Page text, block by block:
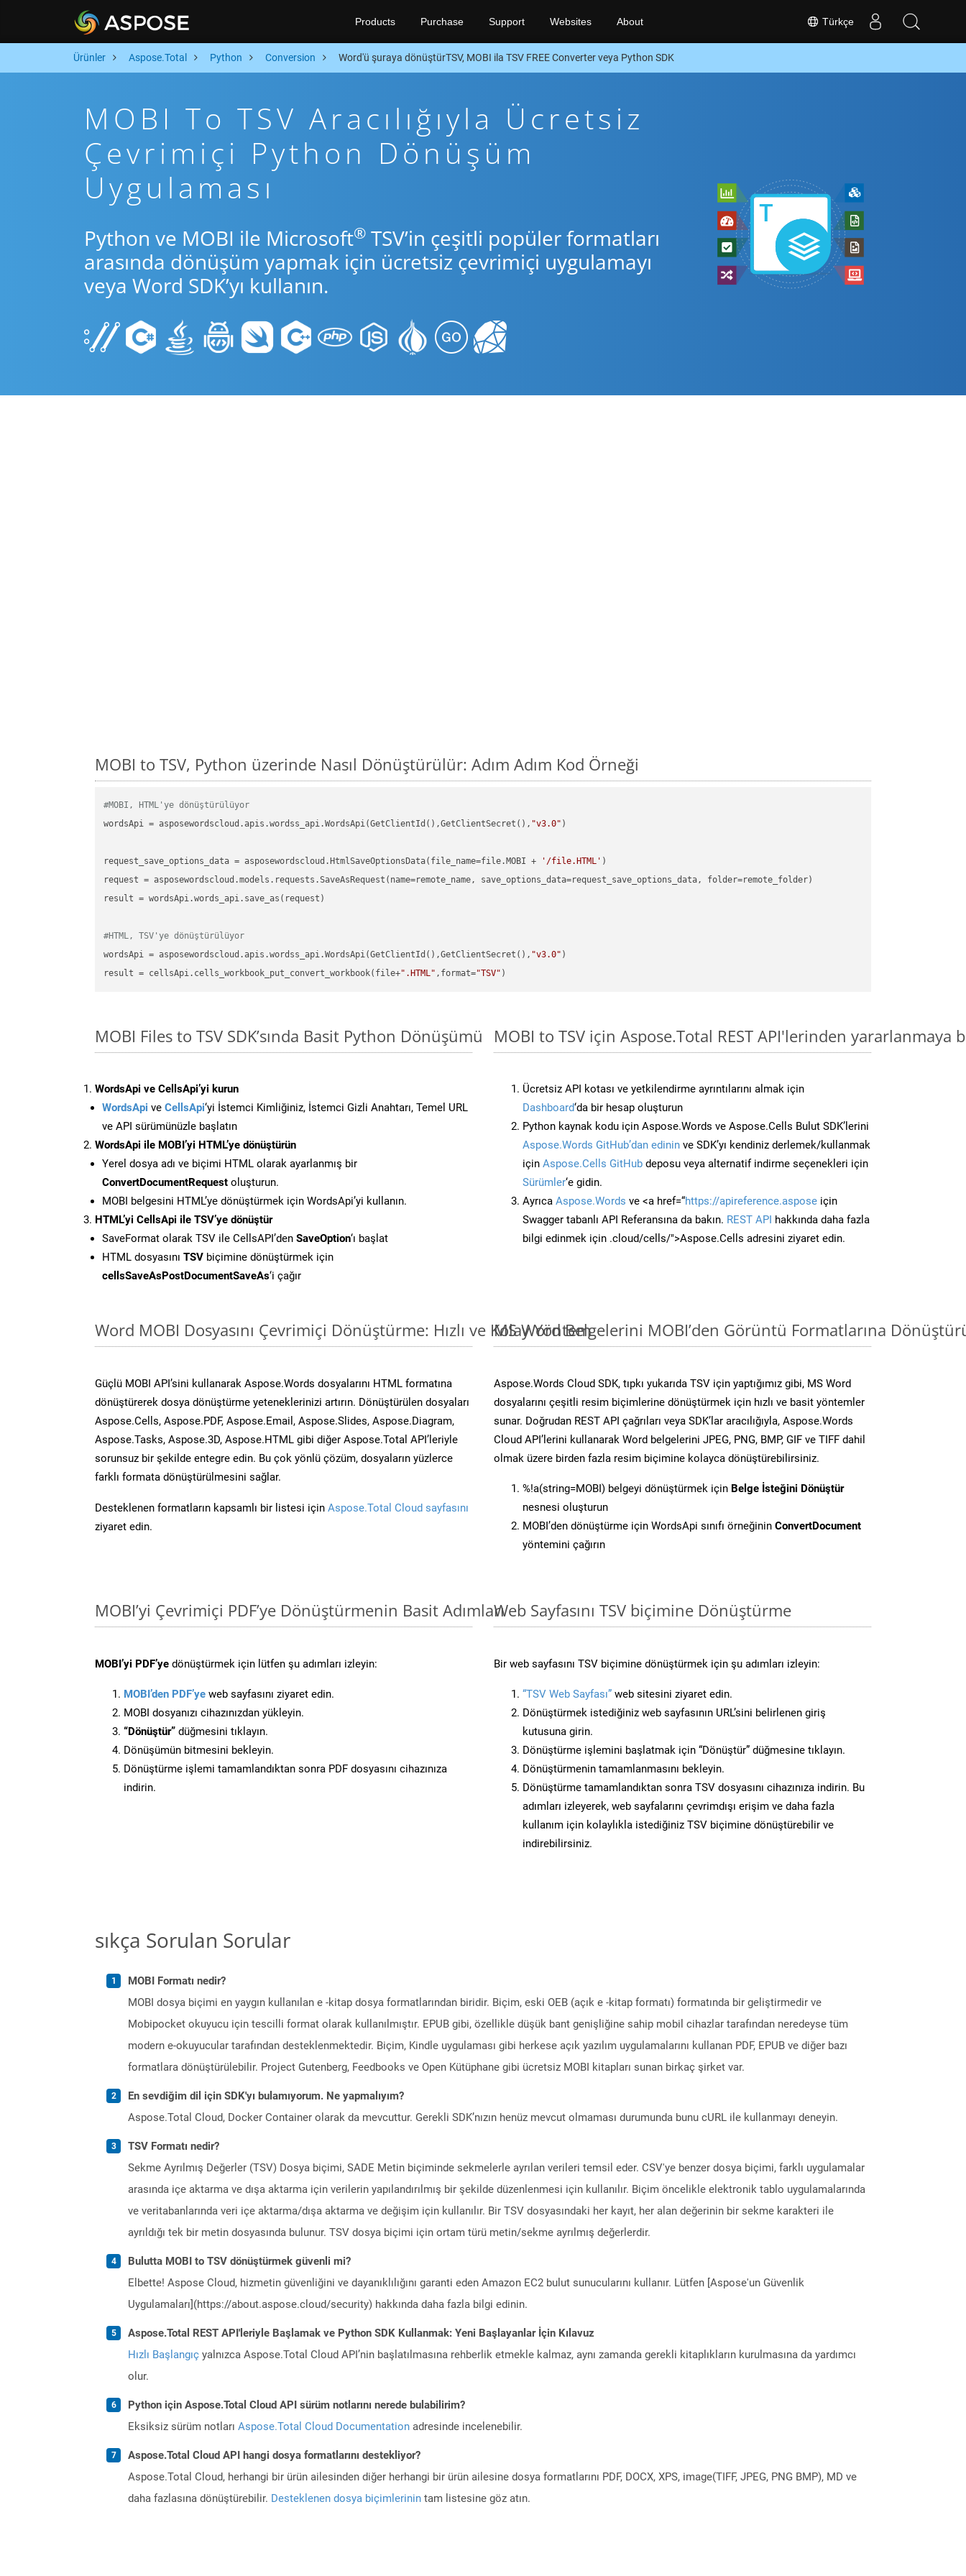
Türkçe
Products Purchase Support Websites About
Ürünler Aspose.Total Python Conversion Word'ü şuraya dönüştürTSV, MOBI ila TSV FREE Converter veya Python SDK
MOBI To TSV Aracılığıyla Ücretsiz
Çevrimiçi Python Dönüşüm
Uygulaması
Python ve MOBI ile Microsoft® TSV’in çeşitli popüler formatları
arasında dönüşüm yapmak için ücretsiz çevrimiçi uygulamayı
veya Word SDK’yı kullanın.
MOBI to TSV, Python üzerinde Nasıl Dönüştürülür: Adım Adım Kod Örneği
#MOBI, HTML'ye dönüştürülüyor
wordsApi = asposewordscloud.apis.wordss_api.WordsApi(GetClientId(),GetClientSecret(), "v3.0" )
request_save_options_data = asposewordscloud.HtmlSaveOptionsData(file_name=file.MOBI + '/file.HTML'
request
result = wordsApi.words_api.save_as(request)
#HTML, TSV'ye dönüştürülüyor
wordsApi = asposewordscloud.apis.wordss_api.WordsApi(GetClientId(),GetClientSecret(), "v3.0"
result = cellsApi.cells_workbook_put_convert_workbook(file+".HTML" ,format="TSV"
MOBI Files to TSV SDK’sında Basit Python Dönüşümü
WordsApi ve CellsApi’yi kurun
WordsApi ve CellsApi‘yi İstemci Kimliğiniz, İstemci Gizli Anahtarı, Temel URL
ve API sürümünüzle başlatın
WordsApi ile MOBI’yi HTML’ye dönüştürün
Yerel dosya adı ve biçimi HTML olarak ayarlanmış bir
ConvertDocumentRequest oluşturun.
MOBI belgesini HTML’ye dönüştürmek için WordsApi’yi kullanın.
HTML’yi CellsApi ile TSV’ye dönüştür
SaveFormat olarak TSV ile CellsAPI’den SaveOption‘ı başlat
HTML dosyasını TSV biçimine dönüştürmek için
cellsSaveAsPostDocumentSaveAs‘i çağır
MOBI to TSV için Aspose.Total REST API'lerinden yararlanmaya
Ücretsiz API kotası ve yetkilendirme ayrıntılarını almak için
Dashboard‘da bir hesap oluşturun
Python kaynak kodu için Aspose.Words ve Aspose.Cells Bulut SDK’lerini
Aspose.Words GitHub’dan edinin ve SDK’yı kendiniz derlemek/kullanmak
için Aspose.Cells GitHub deposu veya alternatif indirme seçenekleri için
Sürümler‘e gidin.
Ayrıca Aspose.Words ve <a href=“https://apireference.aspose için
Swagger tabanlı API Referansına da bakın. REST API hakkında daha fazla
bilgi edinmek için .cloud/cells/">Aspose.Cells adresini ziyaret edin.
Word MOBI Dosyasını Çevrimiçi Dönüştürme: Hızlı ve Kolay Yöntem
Güçlü MOBI API’sini kullanarak Aspose.Words dosyalarını HTML formatına
dönüştürerek dosya dönüştürme yeteneklerinizi artırın. Dönüştürülen dosyaları
Aspose.Cells, Aspose.PDF, Aspose.Email, Aspose.Slides, Aspose.Diagram,
Aspose.Tasks, Aspose.3D, Aspose.HTML gibi diğer Aspose.Total API’leriyle
sorunsuz bir şekilde entegre edin. Bu çok yönlü çözüm, dosyaların yüzlerce
farklı formata dönüştürülmesini sağlar.
Desteklenen formatların kapsamlı bir listesi için Aspose.Total Cloud sayfasını
ziyaret edin.
MS Word Belgelerini MOBI’den Görüntü Formatlarına
Aspose.Words Cloud SDK, tıpkı yukarıda TSV için yaptığımız gibi, MS Word
dosyalarını çeşitli resim biçimlerine dönüştürmek için hızlı ve basit yöntemler
sunar. Doğrudan REST API çağrıları veya SDK’lar aracılığıyla, Aspose.Words
Cloud API’lerini kullanarak Word belgelerini JPEG, PNG, BMP, GIF ve TIFF dahil
olmak üzere birden fazla resim biçimine kolayca dönüştürebilirsiniz.
%!a(string=MOBI) belgeyi dönüştürmek için Belge İsteğini Dönüştür
nesnesi oluşturun
MOBI’den dönüştürme için WordsApi sınıfı örneğinin ConvertDocument
yöntemini çağırın
MOBI’yi Çevrimiçi PDF’ye Dönüştürmenin Basit Adımları
MOBI’yi PDF’ye dönüştürmek için lütfen şu adımları izleyin:
MOBI’den PDF’ye web sayfasını ziyaret edin.
MOBI dosyanızı cihazınızdan yükleyin.
“Dönüştür” düğmesini tıklayın.
Dönüşümün bitmesini bekleyin.
Dönüştürme işlemi tamamlandıktan sonra PDF dosyasını cihazınıza
indirin.
Web Sayfasını TSV biçimine Dönüştürme
Bir web sayfasını TSV biçimine dönüştürmek için şu adımları izleyin:
“TSV Web Sayfası” web sitesini ziyaret edin.
Dönüştürmek istediğiniz web sayfasının URL’sini belirlenen giriş
kutusuna girin.
Dönüştürme işlemini başlatmak için “Dönüştür” düğmesine tıklayın.
Dönüştürmenin tamamlanmasını bekleyin.
Dönüştürme tamamlandıktan sonra TSV dosyasını cihazınıza indirin. Bu
adımları izleyerek, web sayfalarını çevrimdışı erişim ve daha fazla
kullanım için kolaylıkla istediğiniz TSV biçimine dönüştürebilir ve
indirebilirsiniz.
sıkça Sorulan Sorular
MOBI Formatı nedir?
MOBI dosya biçimi en yaygın kullanılan e -kitap dosya formatlarından biridir. Biçim, eski OEB (açık e -kitap formatı) formatında bir geliştirmedir ve
Mobipocket okuyucu için tescilli format olarak kullanılmıştır. EPUB gibi, özellikle düşük bant genişliğine sahip mobil cihazlar tarafından neredeyse tüm
modern e-okuyucular tarafından desteklenmektedir. Biçim, Kindle uygulaması gibi herkese açık yazılım uygulamalarını kullanan PDF, EPUB ve diğer bazı
formatlara dönüştürülebilir. Project Gutenberg, Feedbooks ve Open Kütüphane gibi ücretsiz MOBI kitapları sunan birkaç şirket var.
En sevdiğim dil için SDK'yı bulamıyorum. Ne yapmalıyım?
Aspose.Total Cloud, Docker Container olarak da mevcuttur. Gerekli SDK’nızın henüz mevcut olmaması durumunda bunu cURL ile kullanmayı deneyin.
TSV Formatı nedir?
Sekme Ayrılmış Değerler (TSV) Dosya biçimi, SADE Metin biçiminde sekmelerle ayrılan verileri temsil eder. CSV'ye benzer dosya biçimi, farklı uygulamalar
arasında içe aktarma ve dışa aktarma için verilerin yapılandırılmış bir şekilde düzenlenmesi için kullanılır. Biçim öncelikle elektronik tablo uygulamalarında
ve veritabanlarında veri içe aktarma/dışa aktarma ve değişim için kullanılır. Bir TSV dosyasındaki her kayıt, her alan değerinin bir sekme karakteri ile
ayrıldığı tek bir metin dosyasında bulunur. TSV dosya biçimi için ortam türü metin/sekme ayrılmış değerlerdir.
Bulutta MOBI to TSV dönüştürmek güvenli mi?
Elbette! Aspose Cloud, hizmetin güvenliğini ve dayanıklılığını garanti eden Amazon EC2 bulut sunucularını kullanır. Lütfen [Aspose'un Güvenlik
Uygulamaları](https://about.aspose.cloud/security) hakkında daha fazla bilgi edinin.
Aspose.Total REST API'leriyle Başlamak ve Python SDK Kullanmak: Yeni Başlayanlar İçin Kılavuz
Hızlı Başlangıç yalnızca Aspose.Total Cloud API’nin başlatılmasına rehberlik etmekle kalmaz, aynı zamanda gerekli kitaplıkların kurulmasına da yardımcı
olur.
Python için Aspose.Total Cloud API sürüm notlarını nerede bulabilirim?
Eksiksiz sürüm notları Aspose.Total Cloud Documentation adresinde incelenebilir.
Aspose.Total Cloud API hangi dosya formatlarını destekliyor?
Aspose.Total Cloud, herhangi bir ürün ailesinden diğer herhangi bir ürün ailesine dosya formatlarını PDF, DOCX, XPS, image(TIFF, JPEG, PNG BMP), MD ve
daha fazlasına dönüştürebilir. Desteklenen dosya biçimlerinin tam listesine göz atın.